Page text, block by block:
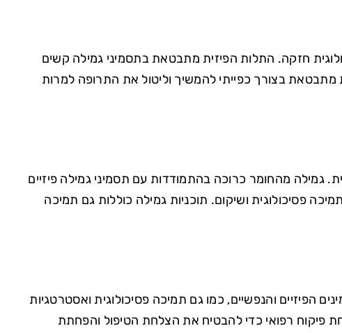
חזקה. התלות הפיזית מתבטאת בתסמיני גמילה קשים
מתבטאת בצורך כפייתי להמשיך וליטול את התרופה למרות
מהחומר כרוכה בהתמודדות עם תסמיני גמילה פיזיים
פסיכולוגית ושיקום. תוכניות גמילה כוללות גם תמיכה
הפיזיים והנפשיים, כמו גם תמיכה פסיכולוגית ואסטרטגיות
פיקוח רפואי כדי להבטיח את הצלחת הטיפול והפחתת